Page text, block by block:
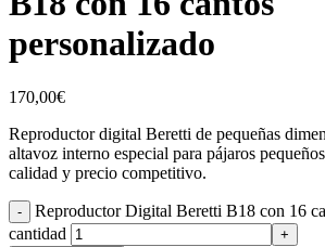
personalizado
170,00€
Reproductor digital Beretti de pequeñas
altavoz interno especial para pájaros
calidad y precio competitivo.
Reproductor Digital Beretti B18 con 16
cantidad